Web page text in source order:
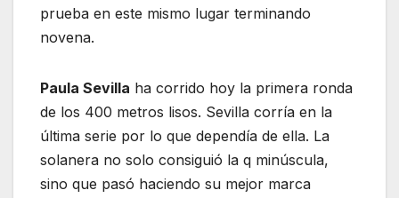
prueba en este mismo lugar terminando
novena.
Paula Sevilla ha corrido hoy la primera ronda
de los 400 metros lisos. Sevilla corría en la
última serie por lo que dependía de ella. La
solanera no solo consiguió la q minúscula,
sino que pasó haciendo su mejor marca